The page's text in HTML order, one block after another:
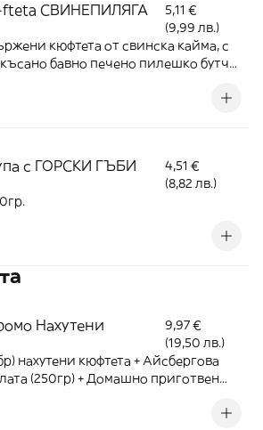
fteta СВИНЕПИЛЯГА
5,11 €
(9,99 лв.)
кюфтета от свинска кайма, с
бавно печено пилешко бутче,
с ГОРСКИ ГЪБИ
4,51 €
(8,82 лв.)
Нахутени
9,97 €
(19,50 лв.)
нахутени кюфтета + Айсбергова
(250гр) + Домашно приготвен